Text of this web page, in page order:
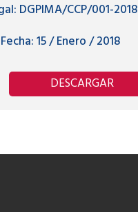
DGPIMA/CCP/001-2018
15 / Enero / 2018
DESCARGAR